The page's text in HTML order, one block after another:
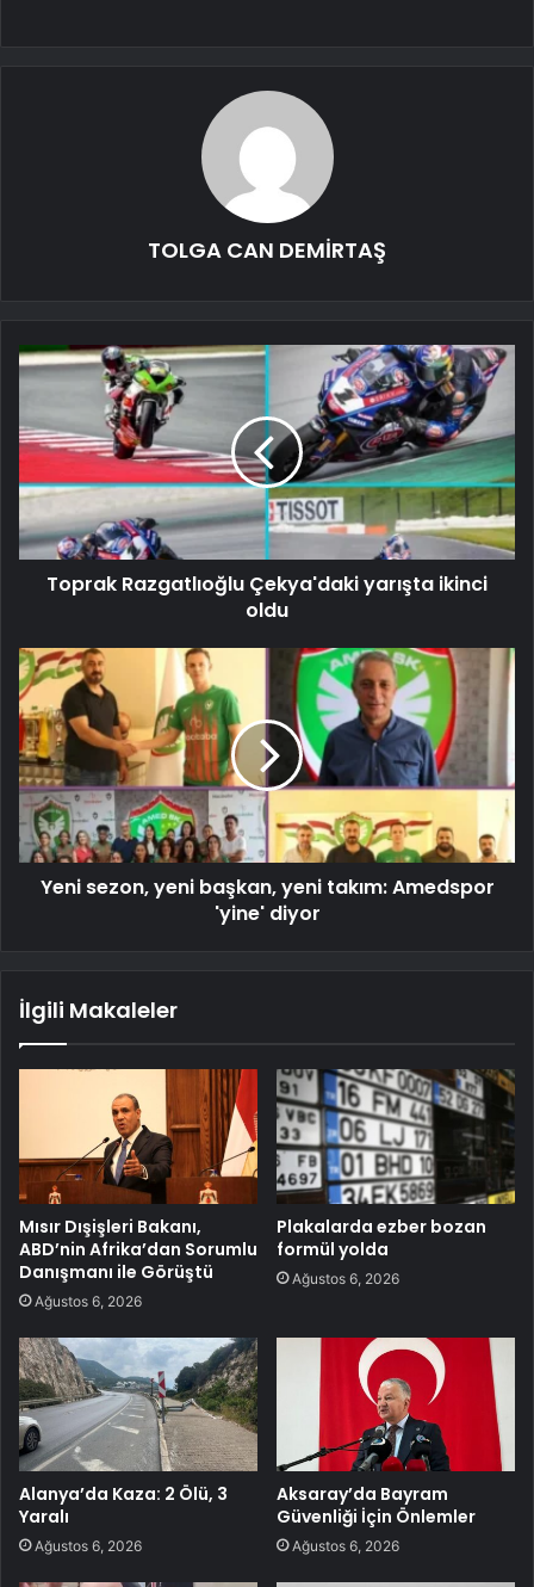
TOLGA CAN DEMİRTAŞ
Toprak Razgatlıoğlu Çekya'daki yarışta ikinci
oldu
Yeni sezon, yeni başkan, yeni takım: Amedspor
'yine' diyor
İlgili Makaleler
Mısır Dışişleri Bakanı,
ABD’nin Afrika’dan Sorumlu
Danışmanı ile Görüştü
Ağustos 6, 2026
Plakalarda ezber bozan
formül yolda
Ağustos 6, 2026
Alanya’da Kaza: 2 Ölü, 3
Yaralı
Ağustos 6, 2026
Aksaray’da Bayram
Güvenliği İçin Önlemler
Ağustos 6, 2026